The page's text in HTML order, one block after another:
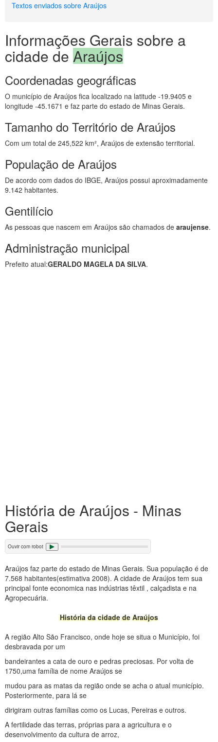
Textos enviados sobre Araújos
Informações Gerais sobre a
cidade de Araújos
Coordenadas geográficas
O município de Araújos fica localizado na latitude -19.9405 e
longitude -45.1671 e faz parte do estado de Minas Gerais.
Tamanho do Território de Araújos
Com um total de 245,522 km², Araújos de extensão territorial.
População de Araújos
De acordo com dados do IBGE, Araújos possui aproximadamente
9.142 habitantes.
Gentilício
As pessoas que nascem em Araújos são chamados de araujense.
Administração municipal
Prefeito atual:GERALDO MAGELA DA SILVA.
História de Araújos - Minas
Gerais
Ouvir com robot
Araújos faz parte do estado de Minas Gerais. Sua população é de
7.568 habitantes(estimativa 2008). A cidade de Araújos tem sua
principal fonte economica nas indústrias têxtil , calçadista e na
Agropecuária.
História da cidade de Araújos
A região Alto São Francisco, onde hoje se situa o Município, foi
desbravada por um
bandeirantes a cata de ouro e pedras preciosas. Por volta de
1750,uma família de nome Araújos se
mudou para as matas da região onde se acha o atual município.
Posteriormente, para lá se
dirigiram outras famílias como os Lucas, Pereiras e outros.
A fertilidade das terras, próprias para a agricultura e o
desenvolvimento da cultura de arroz,